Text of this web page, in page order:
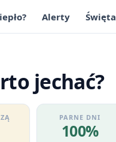
Alerty Święta
jechać?
PARNE DNI
100%